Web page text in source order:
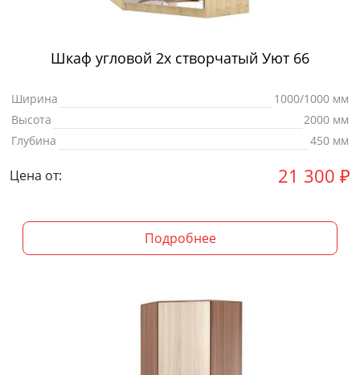
Шкаф угловой 2х створчатый Уют 66
Ширина
1000/1000 мм
Высота
2000 мм
Глубина
450 мм
Цена от: 21 300 ₽
Подробнее